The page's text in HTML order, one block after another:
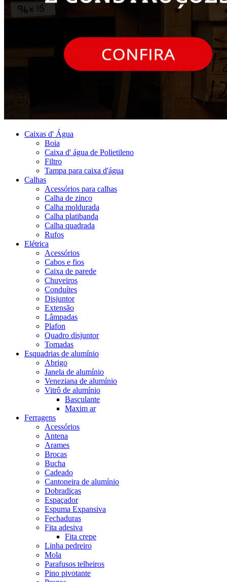
Caixas d' Água
Boia
Caixa d' água de Polietileno
Filtro
Tampa para caixa d'água
Calhas
Acessórios para calhas
Calha de zinco
Calha moldurada
Calha platibanda
Calha quadrada
Rufos
Elétrica
Acessórios
Cabos e fios
Caixa de parede
Chuveiros
Conduítes
Disjuntor
Extensão
Lâmpadas
Plafon
Quadro disjuntor
Tomadas
Esquadrias de alumínio
Abrigo
Janela de alumínio
Veneziana de alumínio
Vitrô de alumínio
Basculante
Maxim ar
Ferragens
Acessórios
Antena
Arames
Brocas
Bucha
Cadeado
Cantoneira de alumínio
Dobradiças
Espaçador
Espuma Expansiva
Fechaduras
Fita adesiva
Fita crepe
Linha pedreiro
Mola
Parafusos telheiros
Pino pivotante